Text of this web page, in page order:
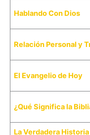
Hablando Con Dios
Relación Personal y
El Evangelio de Hoy
¿Qué Significa la
La Verdadera